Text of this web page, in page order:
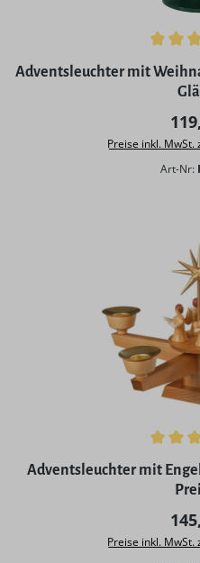
Durchschnittliche
Adventsleuchter mit
Preise inkl. MwSt.
Art-Nr:
Durchschnittliche
Adventsleuchter mit
Preise inkl. MwSt.